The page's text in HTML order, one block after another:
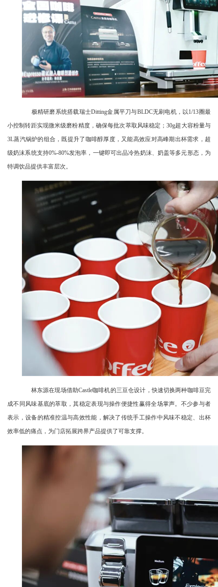
极精研磨系统搭载瑞士Ditting金属平刀与BLDC无刷电机，以1/13圈最
小控制转距实现微米级磨粉精度，确保每批次萃取风味稳定；30g超大容粉量与
3L蒸汽锅炉的组合，既提升了咖啡醇厚度，又能高效应对高峰期出杯需求，超
级奶沫系统支持0%-80%发泡率，一键即可出品冷热奶沫、奶盖等多元形态，为
特调饮品提供丰富层次。
林东源在现场借助Castle咖啡机的三豆仓设计，快速切换两种咖啡豆完
成不同风味基底的萃取，其稳定表现与操作便捷性赢得全场掌声。不少参与者
表示，设备的精准控温与高效性能，解决了传统手工操作中风味不稳定、出杯
效率低的痛点，为门店拓展跨界产品提供了可靠支撑。